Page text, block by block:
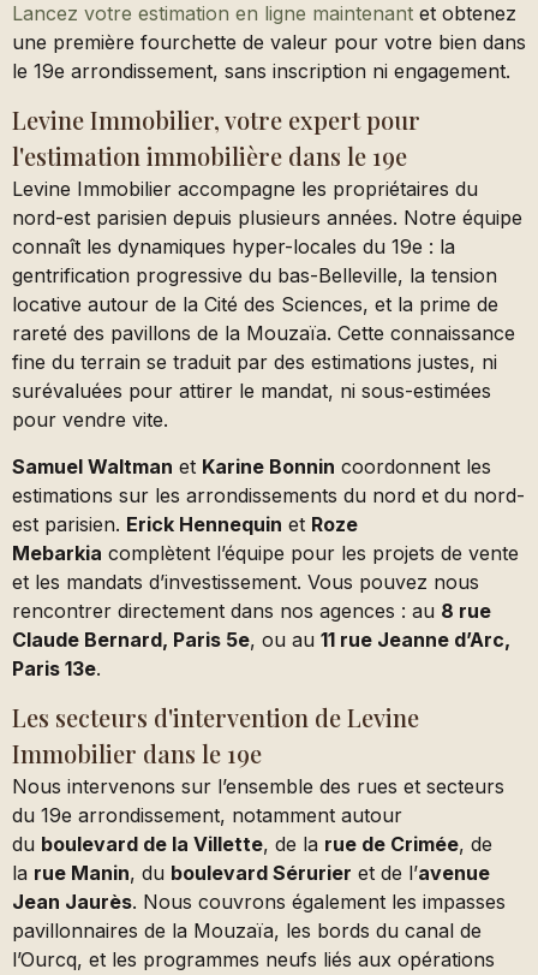
Lancez votre estimation en ligne maintenant et obtenez
une première fourchette de valeur pour votre bien dans
le 19e arrondissement, sans inscription ni engagement.
Levine Immobilier, votre expert pour
l'estimation immobilière dans le 19e
Levine Immobilier accompagne les propriétaires du
nord-est parisien depuis plusieurs années. Notre équipe
connaît les dynamiques hyper-locales du 19e : la
gentrification progressive du bas-Belleville, la tension
locative autour de la Cité des Sciences, et la prime de
rareté des pavillons de la Mouzaïa. Cette connaissance
fine du terrain se traduit par des estimations justes, ni
surévaluées pour attirer le mandat, ni sous-estimées
pour vendre vite.
Samuel Waltman et Karine Bonnin coordonnent les
estimations sur les arrondissements du nord et du nord-
est parisien. Erick Hennequin et Roze
Mebarkia complètent l’équipe pour les projets de vente
et les mandats d’investissement. Vous pouvez nous
rencontrer directement dans nos agences : au 8 rue
Claude Bernard, Paris 5e, ou au 11 rue Jeanne d’Arc,
Paris 13e.
Les secteurs d'intervention de Levine
Immobilier dans le 19e
Nous intervenons sur l’ensemble des rues et secteurs
du 19e arrondissement, notamment autour
du boulevard de la Villette, de la rue de Crimée, de
la rue Manin, du boulevard Sérurier et de l’avenue
Jean Jaurès. Nous couvrons également les impasses
pavillonnaires de la Mouzaïa, les bords du canal de
l’Ourcq, et les programmes neufs liés aux opérations